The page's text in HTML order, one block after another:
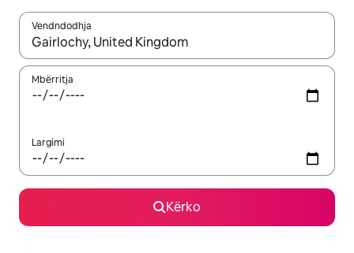
Vendndodhja
Kur rezultatet të jenë të disponueshme, lëviz me butonat e
Mbërritja
Largimi
Kërko